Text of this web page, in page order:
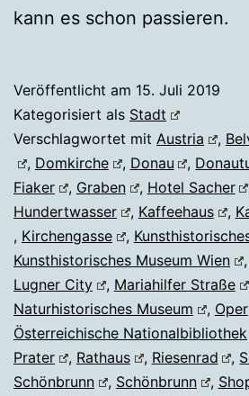
kann es schon passieren.
Veröffentlicht am 15. Juli 2019
Kategorisiert als Stadt
Verschlagwortet mit Austria ,
, Domkirche , Donau ,
Fiaker
, Graben , Hotel Sacher
Hundertwasser
, Kaffeehaus ,
, Kirchengasse ,
Kunsthistorisches Museum Wien
,
Lugner City
, Mariahilfer Straße
Naturhistorisches Museum
, Oper
Österreichische Nationalbibliothek
Prater
, Rathaus , Riesenrad ,
Schönbrunn
, Schönbrunn ,